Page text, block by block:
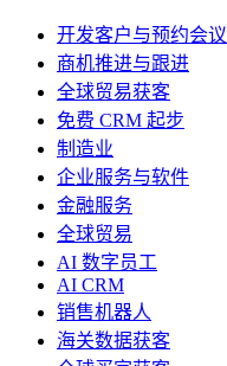
开发客户与预约会议
商机推进与跟进
全球贸易获客
免费 CRM 起步
制造业
企业服务与软件
金融服务
全球贸易
AI 数字员工
AI CRM
销售机器人
海关数据获客